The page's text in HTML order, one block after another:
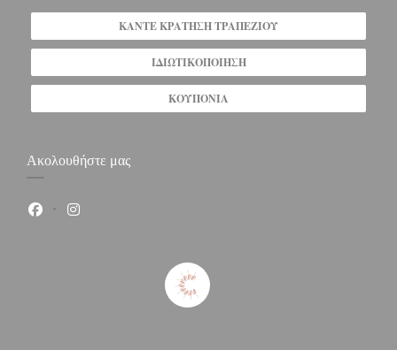
ΚΆΝΤΕ ΚΡΆΤΗΣΗ ΤΡΑΠΕΖΙΟΎ
ΙΔΙΩΤΙΚΟΠΟΊΗΣΗ
ΚΟΥΠΌΝΙΑ
Ακολουθήστε μας
Facebook ((ανοίγει σε νέο παράθυρο))
Instagram ((ανοίγει σε νέο παράθυρο))